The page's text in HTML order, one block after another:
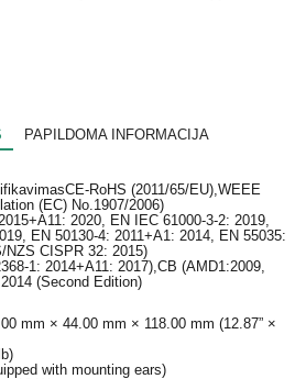
PAPILDOMA INFORMACIJA
CE-RoHS (2011/65/EU),WEEE
(EC) No.1907/2006)
2020, EN IEC 61000-3-2: 2019,
EN 50130-4: 2011+A1: 2014, EN 55035:
NZS CISPR 32: 2015)
1: 2014+A11: 2017),CB (AMD1:2009,
(Second Edition)
mm × 44.00 mm × 118.00 mm (12.87” ×
with mounting ears)